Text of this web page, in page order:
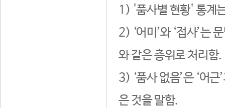
1) '품사별 현황' 통계
2) ‘어미’와 ‘접사’는
와 같은 층위로 처리함.
3) ‘품사 없음’은 ‘어
은 것을 말함.